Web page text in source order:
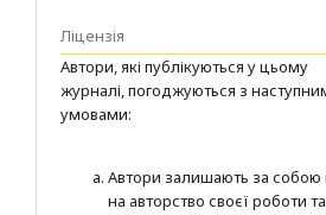
Ліцензія
Автори, які публікуються у цьому
журналі, погоджуються з
умовами:
Автори залишають за собою
на авторство своєї роботи та